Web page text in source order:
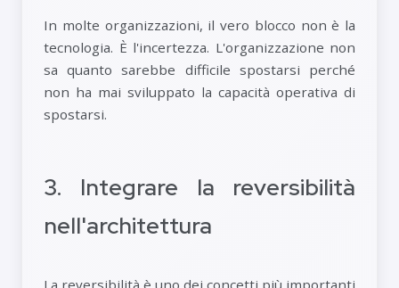
In molte organizzazioni, il vero blocco non è la
tecnologia. È l'incertezza. L'organizzazione non
sa quanto sarebbe difficile spostarsi perché
non ha mai sviluppato la capacità operativa di
spostarsi.
3. Integrare la reversibilità
nell'architettura